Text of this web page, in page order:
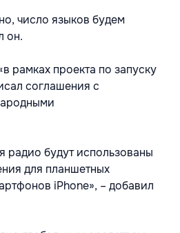
число языков будем
он.
рамках проекта по запуску
соглашения с
радио будут использованы
для планшетных
iPhone», – добавил